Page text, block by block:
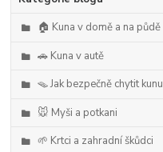
🏠 Kuna v domě a na půdě
🚗 Kuna v autě
🪤 Jak bezpečně chytit kunu
🐭 Myši a potkani
🌱 Krtci a zahradní škůdci